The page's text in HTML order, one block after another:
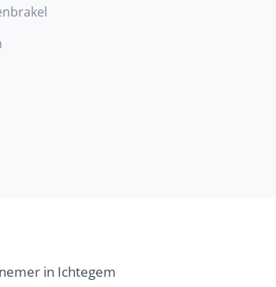
in Ichtegem